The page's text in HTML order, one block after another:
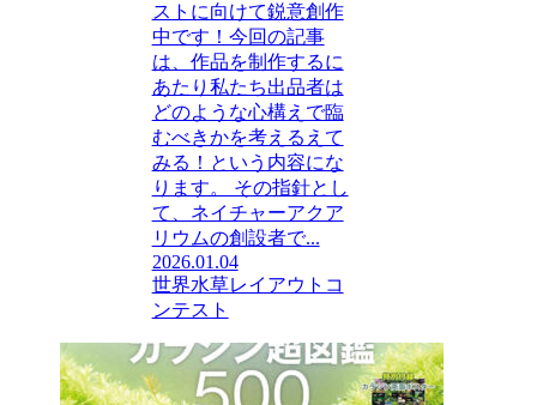
ストに向けて鋭意創作
中です！今回の記事
は、作品を制作するに
あたり私たち出品者は
どのような心構えで臨
むべきかを考えるえて
みる！という内容にな
ります。 その指針とし
て、ネイチャーアクア
リウムの創設者で...
2026.01.04
世界水草レイアウトコ
ンテスト